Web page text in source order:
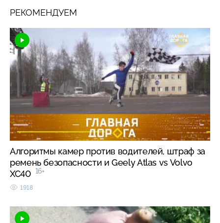
РЕКОМЕНДУЕМ
Алгоритмы камер против водителей, штраф за
ремень безопасности и Geely Atlas vs Volvo
XC40 16+
1918